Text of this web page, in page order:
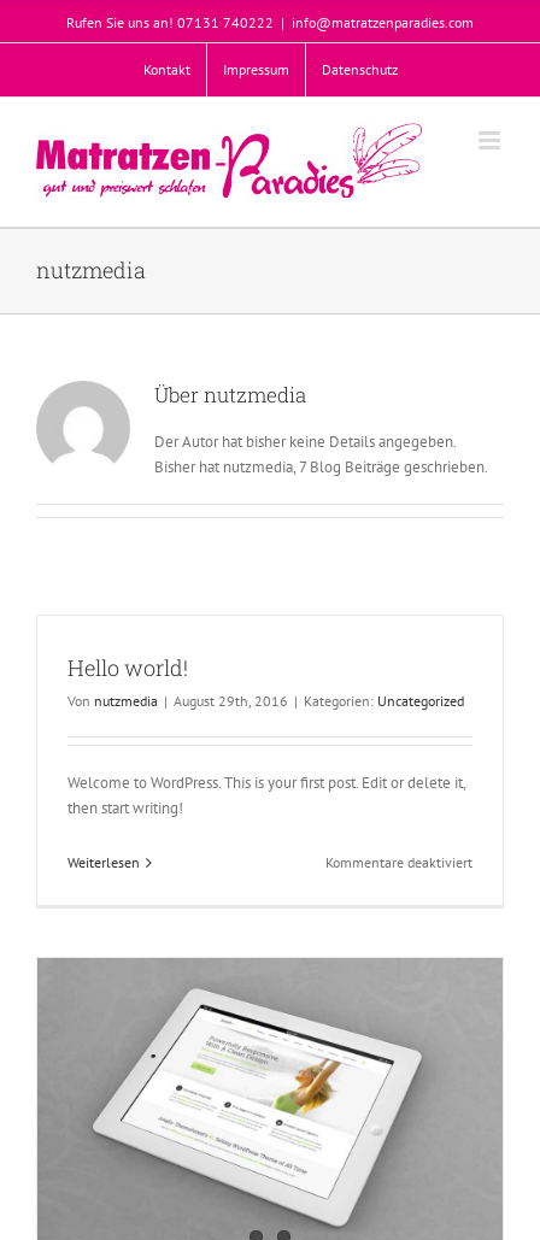
Rufen Sie uns an! 07131 740222 | info@matratzenparadies.com
Kontakt Impressum Datenschutz
nutzmedia
Übernutzmedia
Der Autor hat bisher keine Details angegeben.
Bisher hat nutzmedia, 7 Blog Beiträge geschrieben.
Hello world!
Von nutzmedia | August 29th, 2016 | Kategorien: Uncategorized
Welcome to WordPress. This is your first post. Edit or delete it,
then start writing!
Weiterlesen Kommentare deaktiviertfür